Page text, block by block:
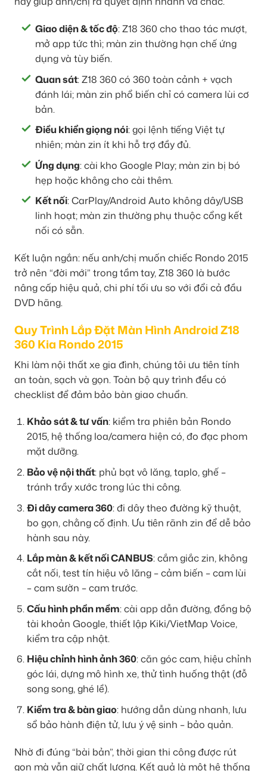
Giao diện & tốc độ: Z18 360 cho thao tác mượt,
mở app tức thì; màn zin thường hạn chế ứng
dụng và tùy biến.
Quan sát: Z18 360 có 360 toàn cảnh + vạch
đánh lái; màn zin phổ biến chỉ có camera lùi cơ
bản.
Điều khiển giọng nói: gọi lệnh tiếng Việt tự
nhiên; màn zin ít khi hỗ trợ đầy đủ.
Ứng dụng: cài kho Google Play; màn zin bị bó
hẹp hoặc không cho cài thêm.
Kết nối: CarPlay/Android Auto không dây/USB
linh hoạt; màn zin thường phụ thuộc cổng kết
nối có sẵn.
Kết luận ngắn: nếu anh/chị muốn chiếc Rondo 2015
trở nên “đời mới” trong tầm tay, Z18 360 là bước
nâng cấp hiệu quả, chi phí tối ưu so với đổi cả đầu
DVD hãng.
Quy Trình Lắp Đặt Màn Hình Android Z18
360 Kia Rondo 2015
Khi làm nội thất xe gia đình, chúng tôi ưu tiên tính
an toàn, sạch và gọn. Toàn bộ quy trình đều có
checklist để đảm bảo bàn giao chuẩn.
Khảo sát & tư vấn: kiểm tra phiên bản Rondo
2015, hệ thống loa/camera hiện có, đo đạc phom
mặt dưỡng.
Bảo vệ nội thất: phủ bạt vô lăng, taplo, ghế –
tránh trầy xước trong lúc thi công.
Đi dây camera 360: đi dây theo đường kỹ thuật,
bo gọn, chằng cố định. Ưu tiên rãnh zin để dễ bảo
hành sau này.
Lắp màn & kết nối CANBUS: cắm giắc zin, không
cắt nối, test tín hiệu vô lăng – cảm biến – cam lùi
– cam sườn – cam trước.
Cấu hình phần mềm: cài app dẫn đường, đồng bộ
tài khoản Google, thiết lập Kiki/VietMap Voice,
kiểm tra cập nhật.
Hiệu chỉnh hình ảnh 360: căn góc cam, hiệu chỉnh
góc lái, dựng mô hình xe, thử tình huống thật (đỗ
song song, ghé lề).
Kiểm tra & bàn giao: hướng dẫn dùng nhanh, lưu
sổ bảo hành điện tử, lưu ý vệ sinh – bảo quản.
Nhờ đi đúng “bài bản”, thời gian thi công được rút
gọn mà vẫn giữ chất lượng. Kết quả là một hệ thống